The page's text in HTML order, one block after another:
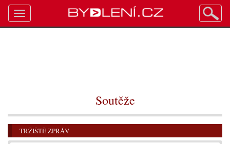
Soutěže
TRŽIŠTĚ ZPRÁV
Toggle
navigation